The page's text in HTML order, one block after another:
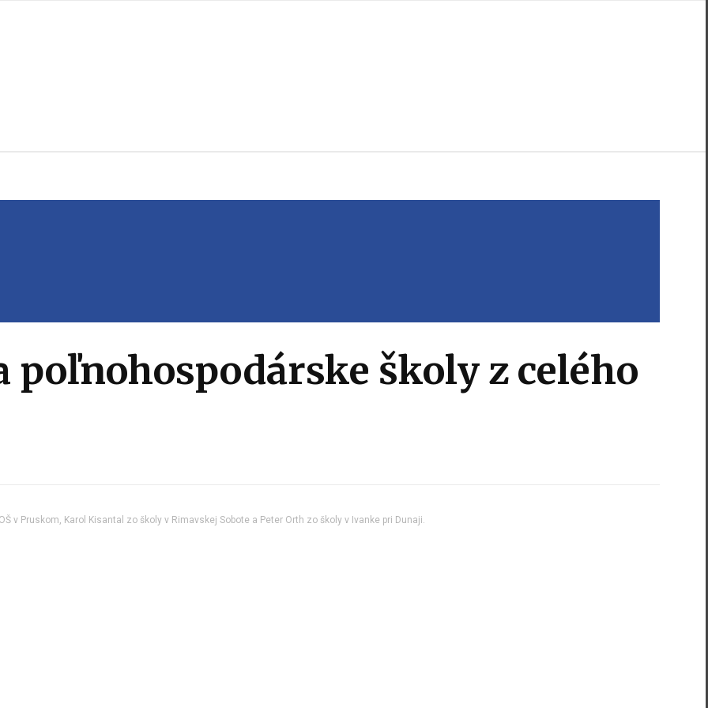
poľnohospodárske školy z celého
v Pruskom, Karol Kisantal zo školy v Rimavskej Sobote a Peter Orth zo školy v Ivanke pri Dunaji.